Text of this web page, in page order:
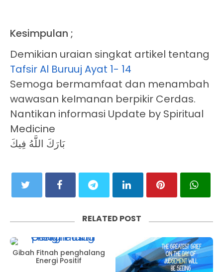
Kesimpulan ;
Demikian uraian singkat artikel tentang
Tafsir Al Buruuj Ayat 1- 14
Semoga bermamfaat dan menambah
wawasan keImanan berpikir Cerdas.
Nantikan informasi Update by Spiritual
Medicine
بَارَكَ اللَّهُ فِيكَ
RELATED POST
Gibah Fitnah penghalang
Energi Positif